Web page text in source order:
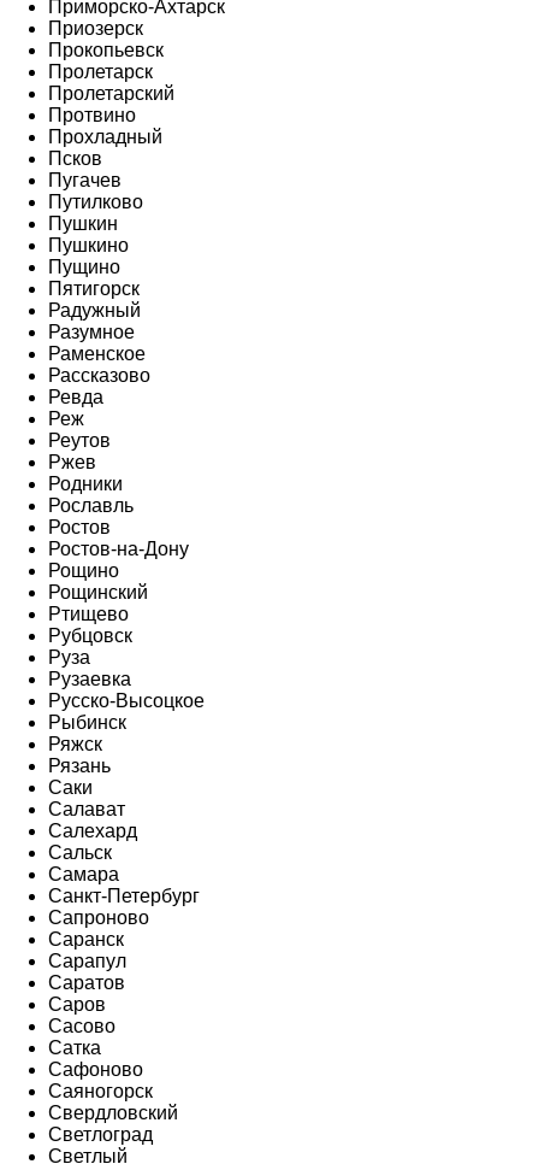
Приморско-Ахтарск
Приозерск
Прокопьевск
Пролетарск
Пролетарский
Протвино
Прохладный
Псков
Пугачев
Путилково
Пушкин
Пушкино
Пущино
Пятигорск
Радужный
Разумное
Раменское
Рассказово
Ревда
Реж
Реутов
Ржев
Родники
Рославль
Ростов
Ростов-на-Дону
Рощино
Рощинский
Ртищево
Рубцовск
Руза
Рузаевка
Русско-Высоцкое
Рыбинск
Ряжск
Рязань
Саки
Салават
Салехард
Сальск
Самара
Санкт-Петербург
Сапроново
Саранск
Сарапул
Саратов
Саров
Сасово
Сатка
Сафоново
Саяногорск
Свердловский
Светлоград
Светлый